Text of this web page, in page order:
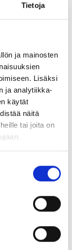
Tietoja
ja mainosten
Lisäksi
ja analytiikka-
käytät
näitä
tai joita on